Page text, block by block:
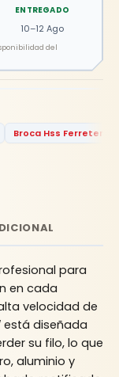
Broca Hss Ferretería
ENTREGADO
10–12 Ago
del
para
en cada
velocidad de
está diseñada
su filo, lo que
aluminio y